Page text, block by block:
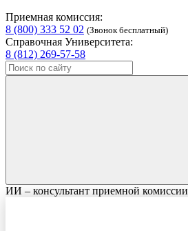
Приемная комиссия:
8 (800) 333 52 02 (Звонок бесплатный)
Справочная Университета:
8 (812) 269-57-58
ИИ – консультант приемной комиссии